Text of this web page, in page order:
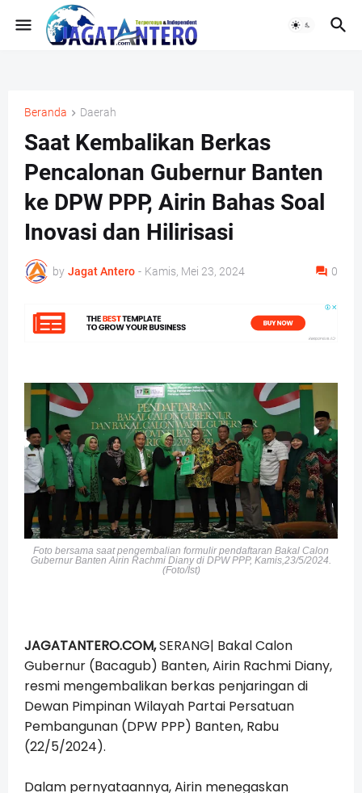
Beranda Daerah
Saat Kembalikan Berkas
Pencalonan Gubernur Banten
ke DPW PPP, Airin Bahas Soal
Inovasi dan Hilirisasi
by Jagat Antero - Kamis, Mei 23, 2024 0
Foto bersama saat pengembalian formulir pendaftaran Bakal Calon
Gubernur Banten Airin Rachmi Diany di DPW PPP, Kamis,23/5/2024.
(Foto/Ist)
JAGATANTERO.COM,SERANG| Bakal Calon
Gubernur (Bacagub) Banten, Airin Rachmi Diany,
resmi mengembalikan berkas penjaringan di
Dewan Pimpinan Wilayah Partai Persatuan
Pembangunan (DPW PPP) Banten, Rabu
(22/5/2024).
Dalam pernyataannya, Airin menegaskan